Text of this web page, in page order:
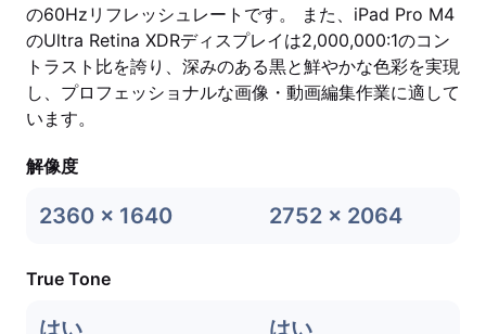
の60Hzリフレッシュレートです。 また、iPad Pro M4
のUltra Retina XDRディスプレイは2,000,000:1のコン
トラスト比を誇り、深みのある黒と鮮やかな色彩を実現
し、プロフェッショナルな画像・動画編集作業に適して
います。
解像度
2360 x 1640 2752 x 2064
True Tone
はい はい